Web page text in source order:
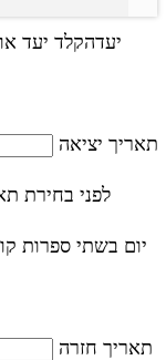
יעדהקלד יעד
תאריך יציאה
לפני בחירת
יום בשתי ספרות
תאריך חזרה